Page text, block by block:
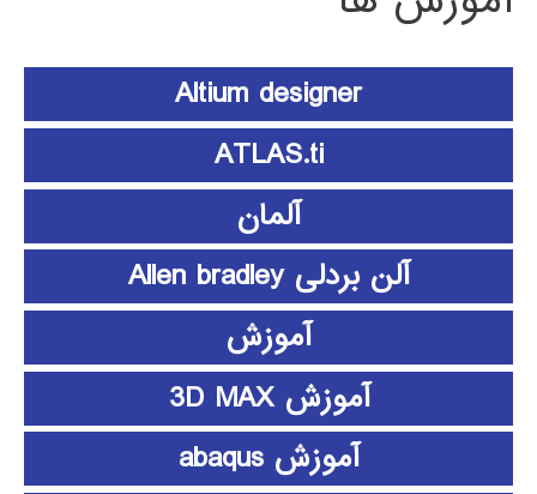
Altium designer
ATLAS.ti
آلمان
آلن بردلی Allen bradley
آموزش
آموزش 3D MAX
آموزش abaqus